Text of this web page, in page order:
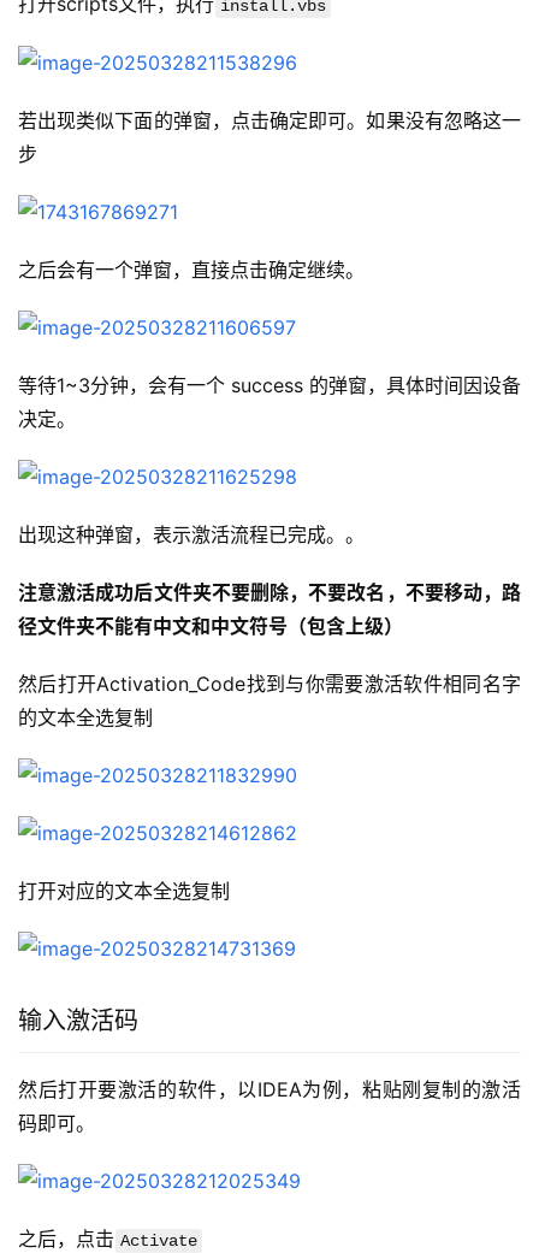
install.vbs
若出现类似下面的弹窗，点击确定即可。如果没有忽略这一
步
之后会有一个弹窗，直接点击确定继续。
等待1~3分钟，会有一个 success 的弹窗，具体时间因设备
决定。
出现这种弹窗，表示激活流程已完成。。
注意激活成功后文件夹不要删除，不要改名，不要移动，路
径文件夹不能有中文和中文符号（包含上级）
然后打开Activation_Code找到与你需要激活软件相同名字
的文本全选复制
打开对应的文本全选复制
输入激活码
然后打开要激活的软件，以IDEA为例，粘贴刚复制的激活
码即可。
之后，点击 Activate